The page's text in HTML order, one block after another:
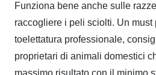
Funziona bene anche sulle
raccogliere i peli sciolti. Un
toelettatura professionale,
proprietari di animali domestici